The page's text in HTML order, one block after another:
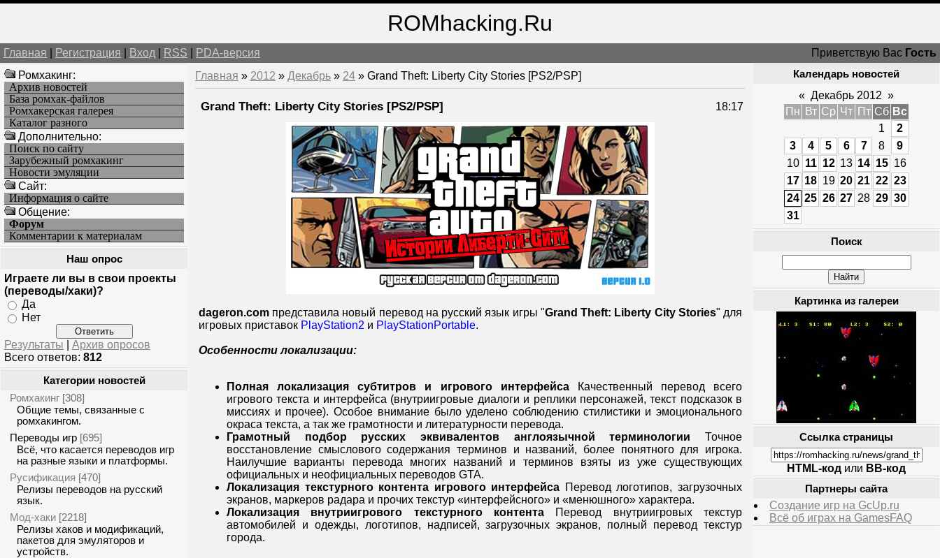
ROMhacking.Ru
Главная Регистрация Вход RSS PDA-версия Приветствую Вас Гость
Ромхакинг:
Архив новостей
База ромхак-файлов
Ромхакерская галерея
Каталог разного
Дополнительно:
Поиск по сайту
Зарубежный ромхакинг
Новости эмуляции
Cайт:
Информация о сайте
Общение:
Форум
Комментарии к материалам
Наш опрос
Играете ли вы в свои проекты
(переводы/хаки)?
Да
Нет
Результаты
Архив опросов
Всего ответов: 812
Категории новостей
Ромхакинг [308]
Общие темы, связанные с
ромхакингом.
Переводы игр [695]
Всё, что касается переводов игр
на разные языки и платформы.
Русификация [470]
Релизы переводов на русский
язык.
Мод-хаки [2218]
Релизы хаков и модификаций,
пакетов для эмуляторов и
устройств.
Главная » 2012 » Декабрь » 24 » Grand Theft: Liberty City Stories [PS2/PSP]
Grand Theft: Liberty City Stories [PS2/PSP] 18:17
dageron.com представила новый перевод на русский язык игры "Grand Theft: Liberty City Stories" для
игровых приставок PlayStation2 и PlayStationPortable.
Особенности локализации:
Полная локализация субтитров и игрового интерфейсаКачественный перевод всего
игрового текста и интерфейса (внутриигровые диалоги и реплики персонажей, текст подсказок в
миссиях и прочее). Особое внимание было уделено соблюдению стилистики и эмоционального
окраса текста, а так же грамотности и литературности перевода.
Грамотный подбор русских эквивалентов англоязычной терминологии Точное
восстановление смыслового содержания терминов и названий, более понятного для игрока.
Наилучшие варианты перевода многих названий и терминов взяты из уже существующих
официальных и неофициальных переводов GTA.
Локализация текстурного контента игрового интерфейса Перевод логотипов, загрузочных
экранов, маркеров радара и прочих текстур «интерфейсного» и «менюшного» характера.
Локализация внутриигрового текстурного контента Перевод внутриигровых текстур
автомобилей и одежды, логотипов, надписей, загрузочных экранов, полный перевод текстур
города.
Календарь новостей
« Декабрь 2012 »
Пн
Вт Ср Чт Пт Сб Вс
1
2
3
4 5 6 7 8
9
10 11 12 13 14 15 16
17 18 19 20 21 22 23
24 25 26 27 28 29 30
31
Поиск
Картинка из галереи
Ссылка страницы
HTML-код или BB-код
Партнеры сайта
Создание игр на GcUp.ru
Всё об играх на GamesFAQ